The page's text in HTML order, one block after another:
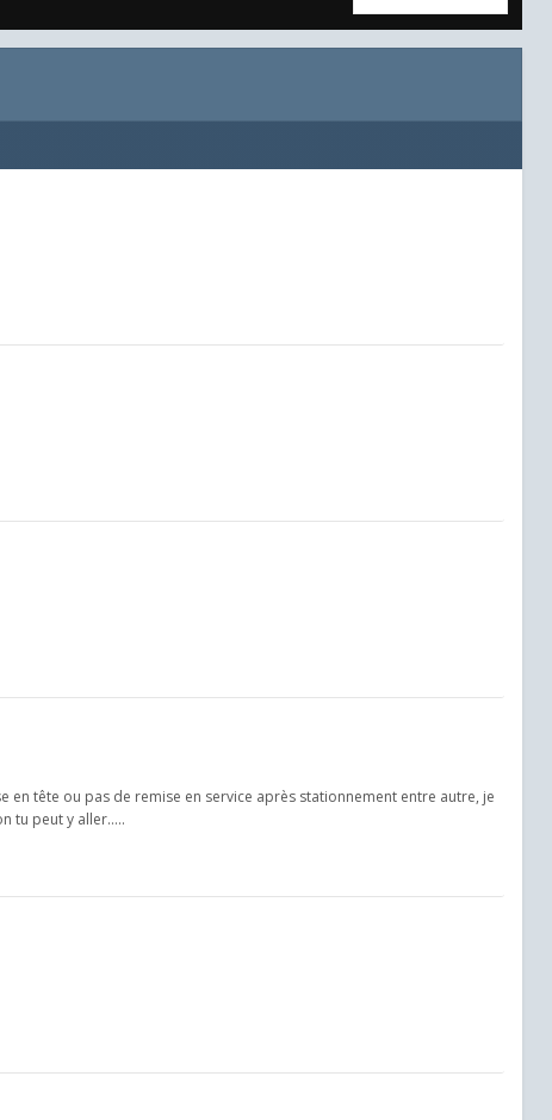
tête ou pas de remise en service après stationnement entre autre, je
tu peut y aller…..